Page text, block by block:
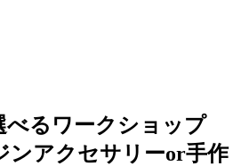
べるワークショップ
ンアクセサリーor手作